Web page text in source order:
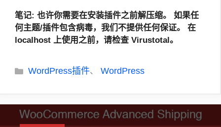
笔记: 也许你需要在安装插件之前解压缩。 如果任
何主题/插件包含病毒，我们不提供任何保证。 在
localhost 上使用之前，请检查 Virustotal。
分
WordPress插件、WordPress